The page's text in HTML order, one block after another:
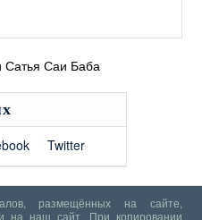
Twitter
размещённых на сайте,
на наш сайт. При копировании